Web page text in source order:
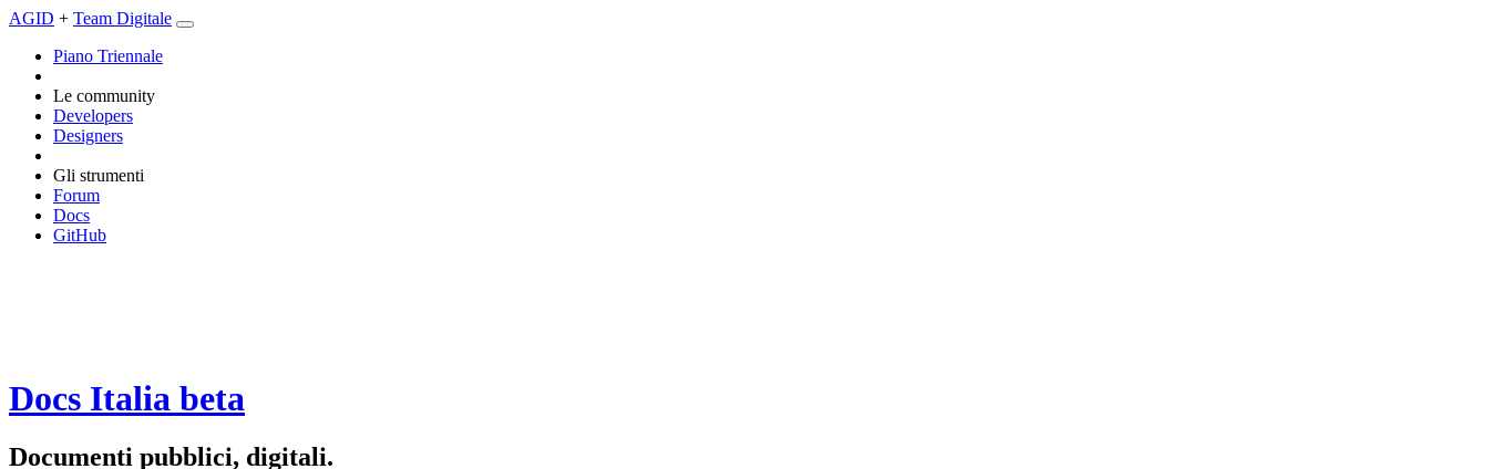
AGID + Team Digitale
Piano Triennale
Le community
Developers
Designers
Gli strumenti
Forum
Docs
GitHub
Docs Italia beta
Documenti pubblici, digitali.